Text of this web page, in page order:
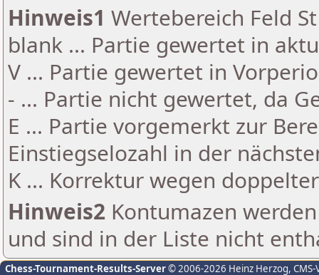
Hinweis1 Wertebereich Feld
blank ... Partie gewertet in
V ... Partie gewertet in
- ... Partie nicht gewertet, da
E ... Partie vorgemerkt zur
Einstiegselozahl in der
K ... Korrektur wegen
Hinweis2 Kontumazen
und sind in der Liste nicht
Chess-Tournament-Results-Server© 2006-2026 Heinz Herzog,